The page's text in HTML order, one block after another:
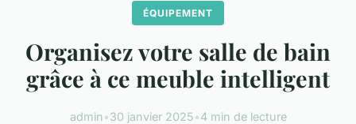
ÉQUIPEMENT
Organisez votre salle de bain
grâce à ce meuble intelligent
admin•30 janvier 2025•4 min de lecture